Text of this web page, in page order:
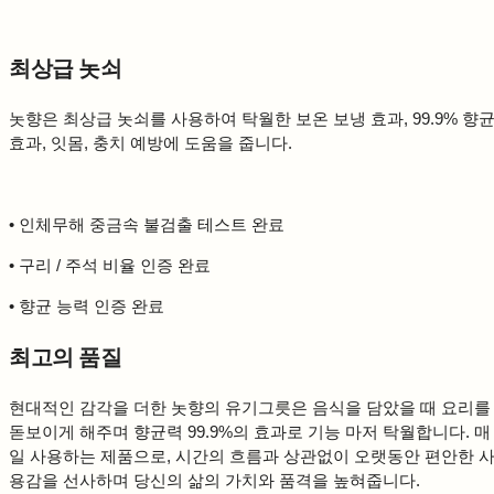
최상급 놋쇠
놋향은 최상급 놋쇠를 사용하여 탁월한 보온 보냉 효과, 99.9% 향균
효과, 잇몸, 충치 예방에 도움을 줍니다.
• 인체무해 중금속 불검출 테스트 완료
• 구리 / 주석 비율 인증 완료
• 향균 능력 인증 완료
최고의 품질
현대적인 감각을 더한 놋향의 유기그릇은 음식을 담았을 때 요리를
돋보이게 해주며 향균력 99.9%의 효과로 기능 마저 탁월합니다. 매
일 사용하는 제품으로, 시간의 흐름과 상관없이 오랫동안 편안한 사
용감을 선사하며 당신의 삶의 가치와 품격을 높혀줍니다.